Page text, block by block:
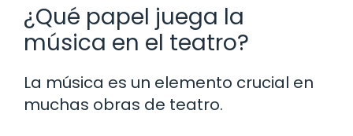
¿Qué papel juega la
música en el teatro?
La música es un elemento crucial en
muchas obras de teatro.